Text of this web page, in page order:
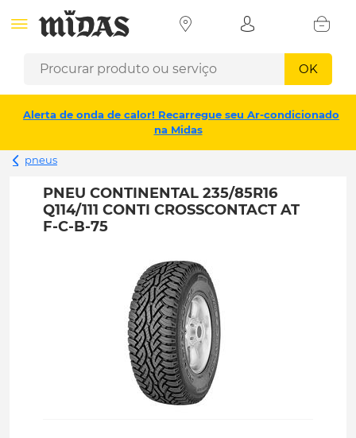
OK
Alerta de onda de calor! Recarregue seu Ar-condicionado
na Midas
pneus
PNEU CONTINENTAL 235/85R16
Q114/111 CONTI CROSSCONTACT AT
F-C-B-75